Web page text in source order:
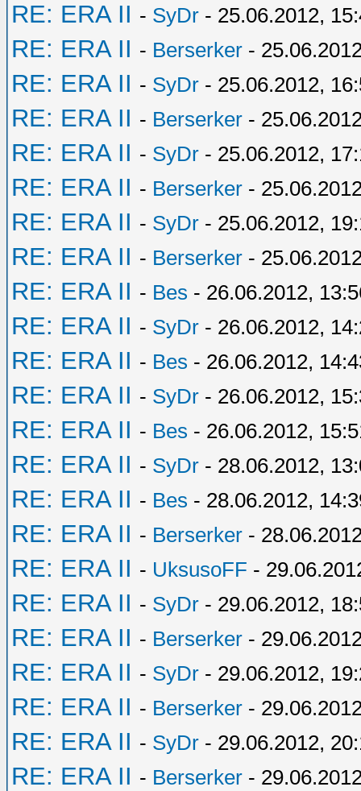
RE: ERA II - SyDr - 25.06.2012,
RE: ERA II - Berserker -
RE: ERA II - SyDr - 25.06.2012,
RE: ERA II - Berserker -
RE: ERA II - SyDr - 25.06.2012,
RE: ERA II - Berserker -
RE: ERA II - SyDr - 25.06.2012,
RE: ERA II - Berserker -
RE: ERA II - Bes - 26.06.2012,
RE: ERA II - SyDr - 26.06.2012,
RE: ERA II - Bes - 26.06.2012,
RE: ERA II - SyDr - 26.06.2012,
RE: ERA II - Bes - 26.06.2012,
RE: ERA II - SyDr - 28.06.2012,
RE: ERA II - Bes - 28.06.2012,
RE: ERA II - Berserker -
RE: ERA II - UksusoFF -
RE: ERA II - SyDr - 29.06.2012,
RE: ERA II - Berserker -
RE: ERA II - SyDr - 29.06.2012,
RE: ERA II - Berserker -
RE: ERA II - SyDr - 29.06.2012,
RE: ERA II - Berserker -